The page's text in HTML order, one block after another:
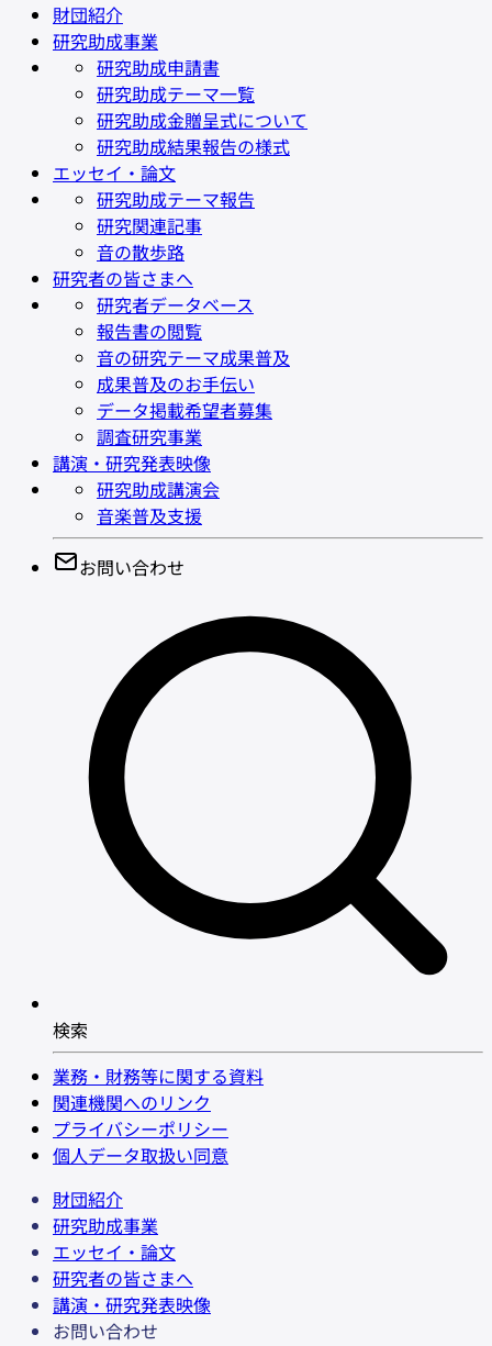
財団紹介
研究助成事業
研究助成申請書
研究助成テーマ一覧
研究助成金贈呈式について
研究助成結果報告の様式
エッセイ・論文
研究助成テーマ報告
研究関連記事
音の散歩路
研究者の皆さまへ
研究者データベース
報告書の閲覧
音の研究テーマ成果普及
成果普及のお手伝い
データ掲載希望者募集
調査研究事業
講演・研究発表映像
研究助成講演会
音楽普及支援
お問い合わせ
検索
業務・財務等に関する資料
関連機関へのリンク
プライバシーポリシー
個人データ取扱い同意
財団紹介
研究助成事業
エッセイ・論文
研究者の皆さまへ
講演・研究発表映像
お問い合わせ